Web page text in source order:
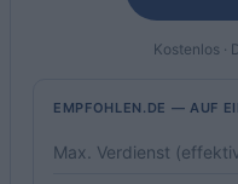
Kostenlos ·
EMPFOHLEN.DE — AUF
Max. Verdienst